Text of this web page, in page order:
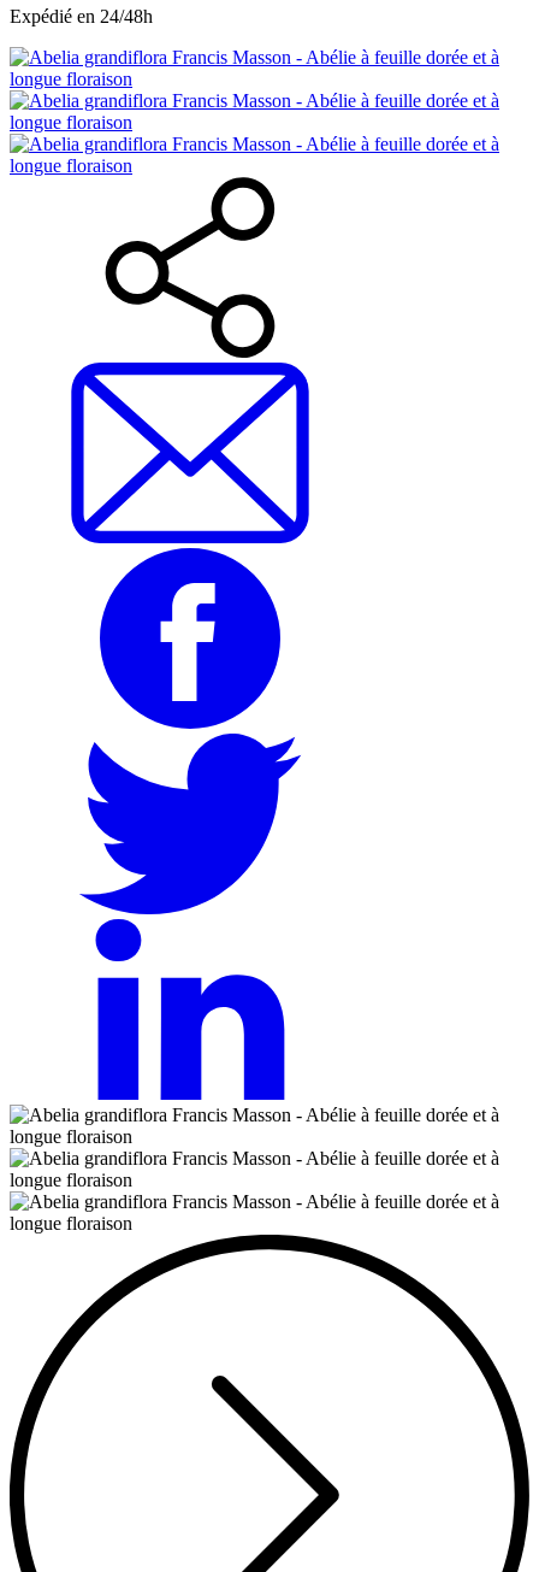
Expédié en 24/48h